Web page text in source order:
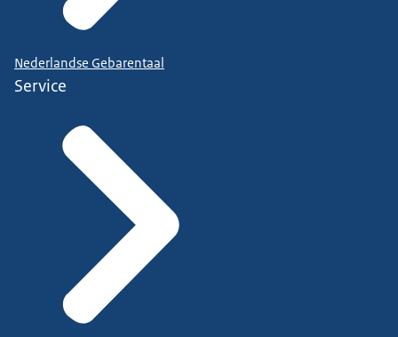
Nederlandse Gebarentaal
Service